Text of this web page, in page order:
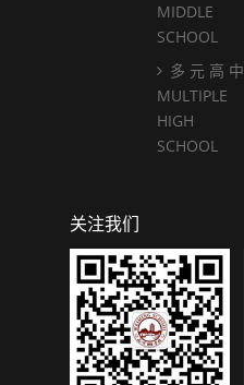
MIDDLE
SCHOOL
多 元 高 中
MULTIPLE
HIGH
SCHOOL
关注我们